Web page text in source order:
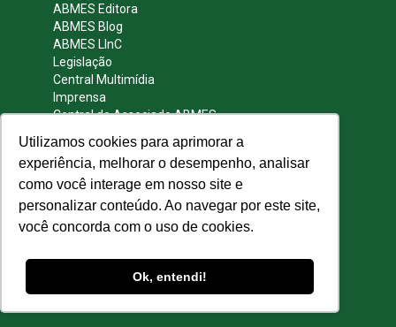
Utilizamos cookies para aprimorar a
experiência, melhorar o desempenho, analisar
como você interage em nosso site e
personalizar conteúdo. Ao navegar por este site,
você concorda com o uso de cookies.
Ok, entendi!
ABMES Editora
ABMES Blog
ABMES LInC
Legislação
Central Multimídia
Imprensa
Central do Associado ABMES
REDES SOCIAIS
reservados.